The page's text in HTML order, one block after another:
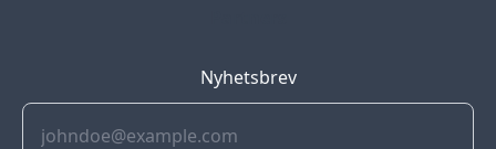
Nyhetsbrev